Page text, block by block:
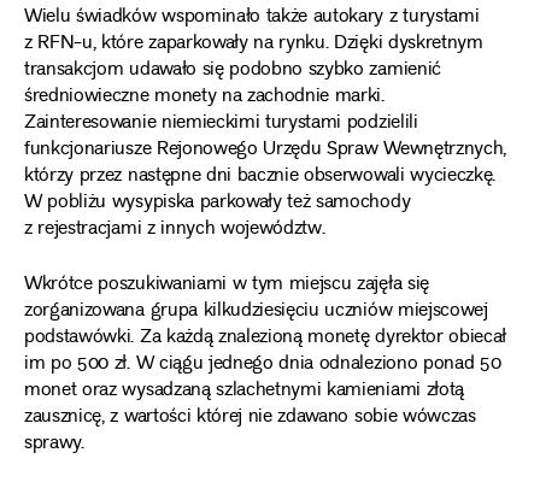
Wielu świadków wspominało także autokary z turystami
z RFN-u, które zaparkowały na rynku. Dzięki dyskretnym
transakcjom udawało się podobno szybko zamienić
średniowieczne monety na zachodnie marki.
Zainteresowanie niemieckimi turystami podzielili
funkcjonariusze Rejonowego Urzędu Spraw Wewnętrznych,
którzy przez następne dni bacznie obserwowali wycieczkę.
W pobliżu wysypiska parkowały też samochody
z rejestracjami z innych województw.
Wkrótce poszukiwaniami w tym miejscu zajęła się
zorganizowana grupa kilkudziesięciu uczniów miejscowej
podstawówki. Za każdą znalezioną monetę dyrektor obiecał
im po 500 zł. W ciągu jednego dnia odnaleziono ponad 50
monet oraz wysadzaną szlachetnymi kamieniami złotą
zausznicę, z wartości której nie zdawano sobie wówczas
sprawy.